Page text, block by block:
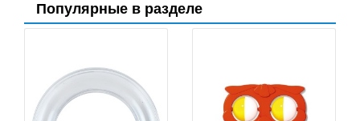
Популярные в разделе